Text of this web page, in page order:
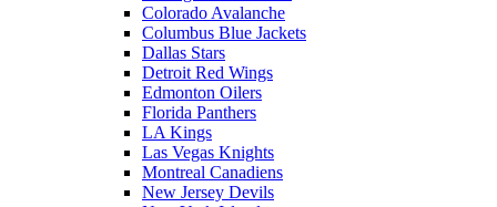
Colorado Avalanche
Columbus Blue Jackets
Dallas Stars
Detroit Red Wings
Edmonton Oilers
Florida Panthers
LA Kings
Las Vegas Knights
Montreal Canadiens
New Jersey Devils